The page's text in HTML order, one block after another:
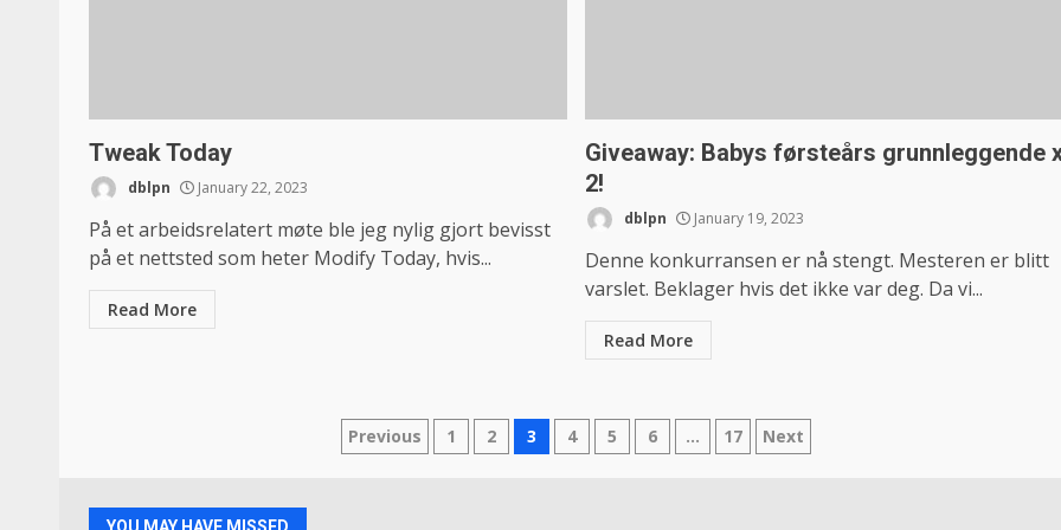
Tweak Today
dblpn January 22, 2023
På et arbeidsrelatert møte ble jeg nylig gjort bevisst
på et nettsted som heter Modify Today, hvis...
Read More
Giveaway: Babys førsteårs grunnleggende
2!
dblpn January 19, 2023
Denne konkurransen er nå stengt. Mesteren er blitt
varslet. Beklager hvis det ikke var deg. Da vi...
Read More
Posts
Previous 1 2 3 4 5 6 … 17 Next